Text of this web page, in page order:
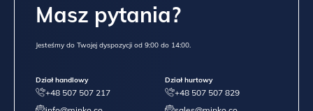
Masz pytania?
Jesteśmy do Twojej dyspozycji od 9:00 do 14:00.
Dział handlowy
+48 507 507 217
Dział hurtowy
+48 507 507 829